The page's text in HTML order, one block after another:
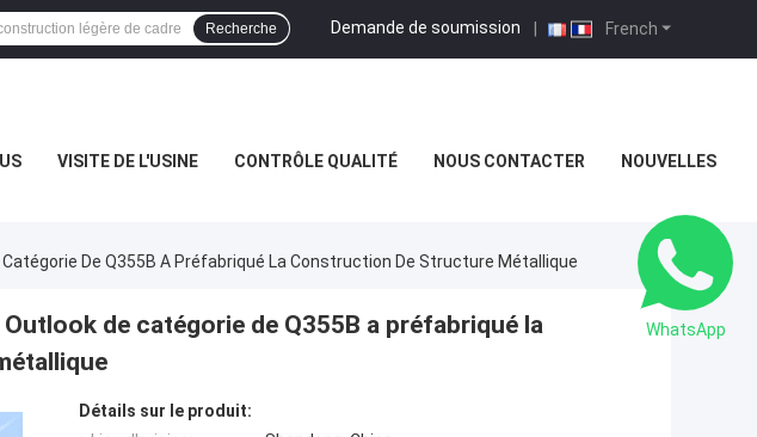
French
Demande de soumission |
Recherche
VISITE DE L'USINE CONTRÔLE QUALITÉ NOUS CONTACTER NOUVELLES
De Q355B A Préfabriqué La Construction De Structure Métallique
de catégorie de Q355B a préfabriqué la
Détails sur le produit:
WhatsApp